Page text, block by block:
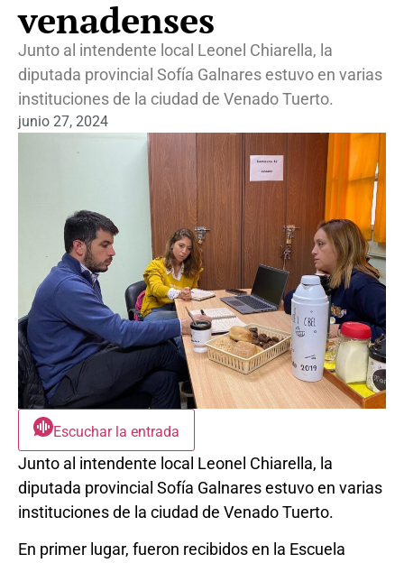
venadenses
Junto al intendente local Leonel Chiarella, la
diputada provincial Sofía Galnares estuvo en varias
instituciones de la ciudad de Venado Tuerto.
junio 27, 2024
Escuchar la entrada
Junto al intendente local Leonel Chiarella, la
diputada provincial Sofía Galnares estuvo en varias
instituciones de la ciudad de Venado Tuerto.
En primer lugar, fueron recibidos en la Escuela